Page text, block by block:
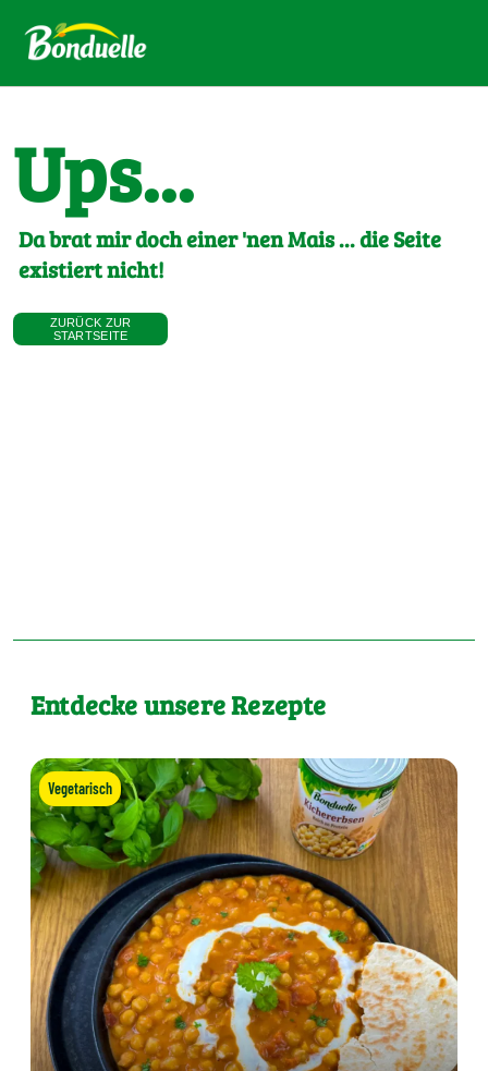
Ups...
Da brat mir doch einer 'nen Mais ... die Seite
existiert nicht!
ZURÜCK ZUR
STARTSEITE
Entdecke unsere Rezepte
Vegetarisch